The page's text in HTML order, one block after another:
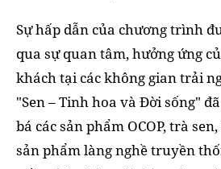
Sự hấp dẫn của chương trình
qua sự quan tâm, hưởng ứng
khách tại các không gian trải
"Sen – Tinh hoa và Đời sống"
bá các sản phẩm OCOP, trà
sản phẩm làng nghề truyền